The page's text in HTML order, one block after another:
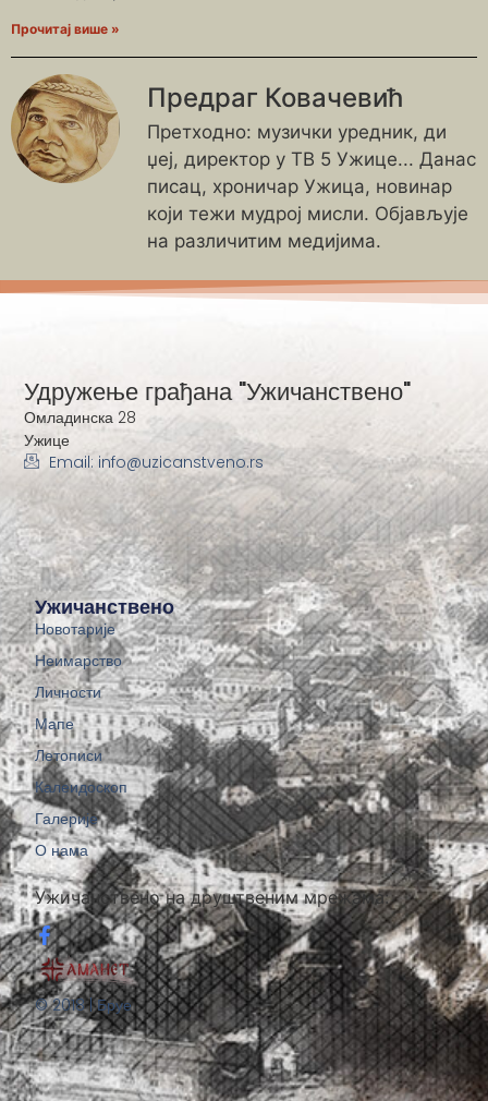
Прочитај више »
Предраг Ковачевић
Претходно: музички уредник, ди
џеј, директор у ТВ 5 Ужице... Данас
писац, хроничар Ужица, новинар
који тежи мудрој мисли. Објављује
на различитим медијима.
Ужичанствено на друштвеним мрежама:
© 2018 | Бруе
Ужичанствено
Новотарије
Неимарство
Личности
Мапе
Летописи
Калеидоскоп
Галерије
О нама
Удружење грађана "Ужичанствено"
Омладинска 28
Ужице
Email: info@uzicanstveno.rs